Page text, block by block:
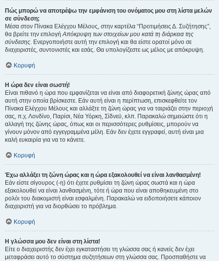
Πώς μπορώ να αποτρέψω την εμφάνιση του ονόματος μου στη λίστα μελών
σε σύνδεση;
Μέσα στον Πίνακα Ελέγχου Μέλους, στην καρτέλα “Προτιμήσεις Δ. Συζήτησης”,
θα βρείτε την επιλογήΑπόκρυψη των στοιχείων μου κατά τη διάρκεια της
σύνδεσης. Ενεργοποιήστε αυτή την επιλογή και θα είστε ορατοί μόνο σε
διαχειριστές, συντονιστές και εσάς. Θα υπολογίζεστε ως μέλος με απόκρυψη.
Κορυφή
Η ώρα δεν είναι σωστή!
Είναι πιθανό η ώρα που εμφανίζεται να είναι από διαφορετική ζώνης ώρας από
αυτή στην οποία βρίσκεστε. Εάν αυτή είναι η περίπτωση, επισκεφθείτε τον
Πίνακα Ελέγχου Μέλους και αλλάξτε τη ζώνη ώρας για να ταιριάζει στην περιοχή
σας, π.χ. Λονδίνο, Παρίσι, Νέα Υόρκη, Σίδνεϋ, κλπ. Παρακαλώ σημειώστε ότι η
αλλαγή της ζώνης ώρας, όπως και οι περισσότερες ρυθμίσεις, μπορούν να
γίνουν μόνον από εγγεγραμμένα μέλη. Εάν δεν έχετε εγγραφεί, αυτή είναι μια
καλή ευκαιρία για να το κάνετε.
Κορυφή
Έχω αλλάξει τη ζώνη ώρας και η ώρα εξακολουθεί να είναι λανθασμένη!
Εάν είστε σίγουρος (-η) ότι έχετε ρυθμίσει τη ζώνη ώρας σωστά και η ώρα
εξακολουθεί να είναι λανθασμένη, τότε ή ώρα που είναι αποθηκευμένη στο
ρολόι του διακομιστή είναι εσφαλμένη. Παρακαλώ να ειδοποιήσετε κάποιον
διαχειριστή για να διορθώσει το πρόβλημα.
Κορυφή
Η γλώσσα μου δεν είναι στη λίστα!
Είτε ο διαχειριστής δεν έχει εγκαταστήσει τη γλώσσα σας ή κανείς δεν έχει
μεταφράσει αυτό το σύστημα συζητήσεων στη γλώσσα σας. Προσπαθήστε να